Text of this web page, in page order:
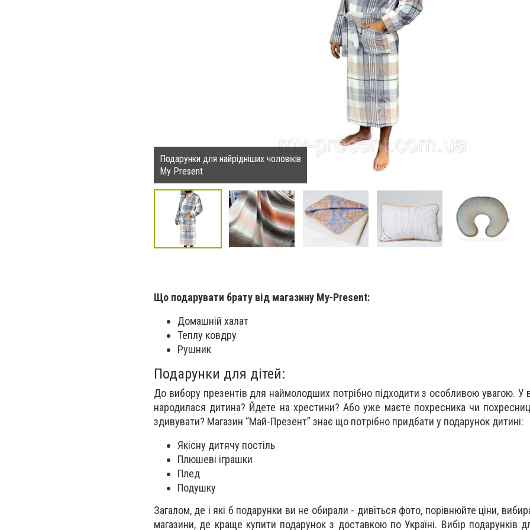
Подарунки для найрідніших чоловіків
My Present
Що подарувати брату від магазину My-Present:
Домашній халат
Теплу ковдру
Рушник
Подарунки для дітей:
До вибору презентів для наймолодших потрібно підходити з особливою увагою. У
народилася дитина? Йдете на хрестини? Або уже маєте похресника чи
здивувати? Магазин “Май-Презент” знає що потрібно придбати у подарунок дитині:
Якісну дитячу постіль
Плюшеві іграшки
Плед
Подушку
Загалом, де і які б подарунки ви не обирали - дивіться фото, порівнюйте ціни,
магазини, де краще купити подарунок з доставкою по Україні. Вибір подарунків